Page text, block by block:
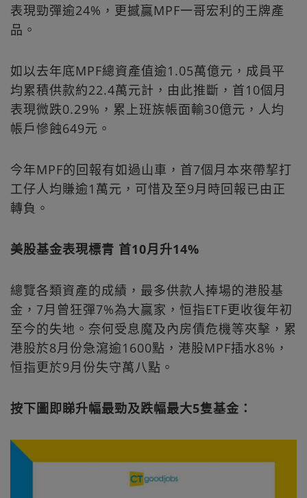
表現勁彈逾24%，更撼贏MPF一哥宏利的王牌產
品。
如以去年底MPF總資產值逾1.05萬億元，成員平
均累積供款約22.4萬元計，由此推斷，首10個月
表現微跌0.29%，累上班族帳面輸30億元，人均
帳戶慘蝕649元。
今年MPF的回報有如過山車，首7個月本來帶挈打
工仔人均賺逾1萬元，可惜及至9月時回報已由正
轉負。
美股基金表現標青 首10月升14%
總覽各類資產的成績，最多供款人捧場的港股基
金，7月曾狂彈7%為大贏家，恒指ETF更收復年初
至今的失地。奈何受息魔及內房債危機等夾擊，累
港股於8月份急瀉逾1600點，港股MPF插水8%，
恒指更於9月份失守萬八點。
按下圖即睇升幅最勁及跌幅最大5隻基金：